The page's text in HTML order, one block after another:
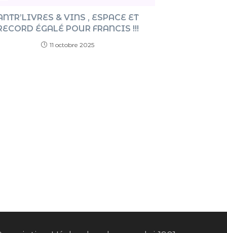
& VINS , ESPACE ET
ÉGALÉ POUR FRANCIS !!!
11 octobre 2025